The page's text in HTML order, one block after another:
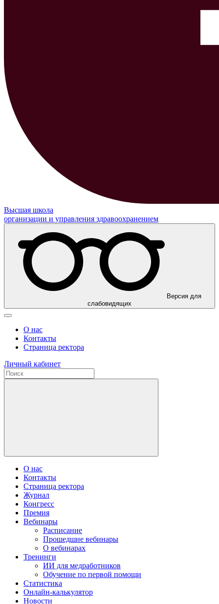
Высшая школа
организации и управления здравоохранением
Версия для
слабовидящих
О нас
Контакты
Страница ректора
Личный кабинет
О нас
Контакты
Страница ректора
Журнал
Конгресс
Премия
Вебинары
Расписание
Прошедшие вебинары
О вебинарах
Тренинги
ИИ для медработников
Обучение по первой помощи
Статистика
Онлайн-калькулятор
Новости